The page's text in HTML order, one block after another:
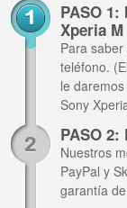
PASO
Xperia M
Para
teléfono.
le
Sony
PASO 2:
Nuestros
PayPal y
garantía